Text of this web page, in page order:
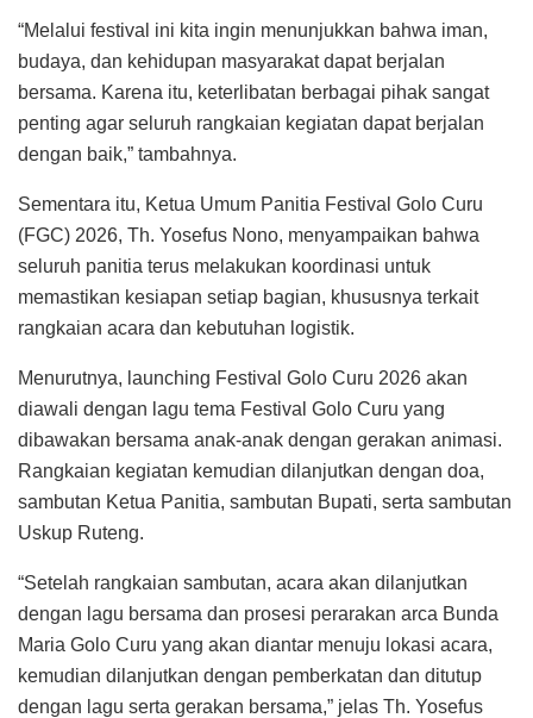
“Melalui festival ini kita ingin menunjukkan bahwa iman,
budaya, dan kehidupan masyarakat dapat berjalan
bersama. Karena itu, keterlibatan berbagai pihak sangat
penting agar seluruh rangkaian kegiatan dapat berjalan
dengan baik,” tambahnya.
Sementara itu, Ketua Umum Panitia Festival Golo Curu
(FGC) 2026, Th. Yosefus Nono, menyampaikan bahwa
seluruh panitia terus melakukan koordinasi untuk
memastikan kesiapan setiap bagian, khususnya terkait
rangkaian acara dan kebutuhan logistik.
Menurutnya, launching Festival Golo Curu 2026 akan
diawali dengan lagu tema Festival Golo Curu yang
dibawakan bersama anak-anak dengan gerakan animasi.
Rangkaian kegiatan kemudian dilanjutkan dengan doa,
sambutan Ketua Panitia, sambutan Bupati, serta sambutan
Uskup Ruteng.
“Setelah rangkaian sambutan, acara akan dilanjutkan
dengan lagu bersama dan prosesi perarakan arca Bunda
Maria Golo Curu yang akan diantar menuju lokasi acara,
kemudian dilanjutkan dengan pemberkatan dan ditutup
dengan lagu serta gerakan bersama,” jelas Th. Yosefus